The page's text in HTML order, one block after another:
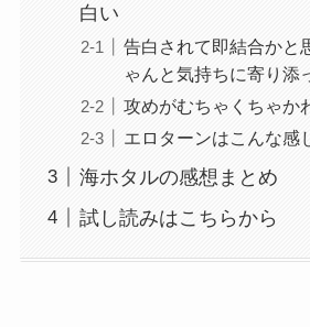
白い
告白されて即結合かと
ゃんと気持ちに寄り添
攻めがむちゃくちゃか
エロターンはこんな感
海ホタルの感想まとめ
試し読みはこちらから